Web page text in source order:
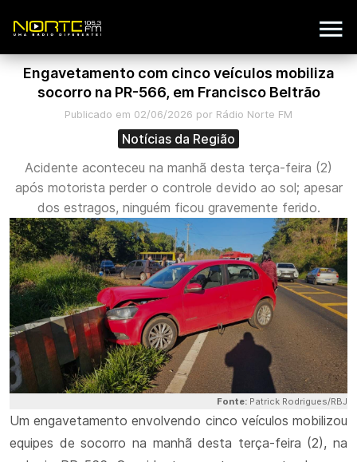
Engavetamento com cinco veículos mobiliza
socorro na PR-566, em Francisco Beltrão
Publicado em 02/06/2026 por Rádio Norte FM
Notícias da Região
Acidente aconteceu na manhã desta terça-feira (2)
após motorista perder o controle devido ao sol; apesar
dos estragos, ninguém ficou gravemente ferido.
Fonte: Patrick Rodrigues/RBJ
Um engavetamento envolvendo cinco veículos mobilizou
equipes de socorro na manhã desta terça-feira (2), na